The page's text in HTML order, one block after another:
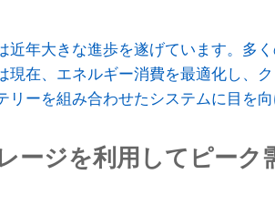
近年大きな進歩を遂げています。多
現在、エネルギー消費を最適化し、
リーを組み合わせたシステムに目を向
ージを利用してピーク